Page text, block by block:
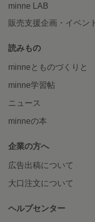
minne LAB
販売支援企画・イベン
読みもの
minneとものづくりと
minne学習帖
ニュース
minneの本
企業の方へ
広告出稿について
大口注文について
ヘルプセンター